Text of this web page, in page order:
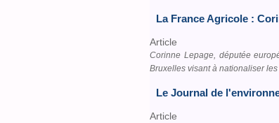
La France Agricole :
Article
Corinne Lepage, députée
Bruxelles visant à nationaliser
Le Journal de
Article